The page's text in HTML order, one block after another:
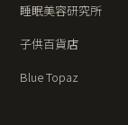
睡眠美容研究所
子供百貨店
Blue Topaz